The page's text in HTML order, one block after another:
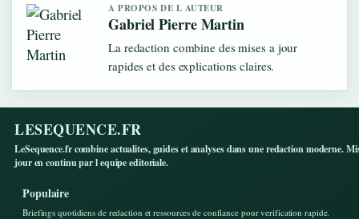
A PROPOS DE L AUTEUR
Gabriel Pierre Martin
La redaction combine des mises a jour
rapides et des explications claires.
LESEQUENCE.FR
LeSequence.fr combine actualites, guides et analyses dans une redaction moderne.
jour en continu par l equipe editoriale.
Populaire
Briefings quotidiens de redaction et ressources de confiance pour verification rapide.